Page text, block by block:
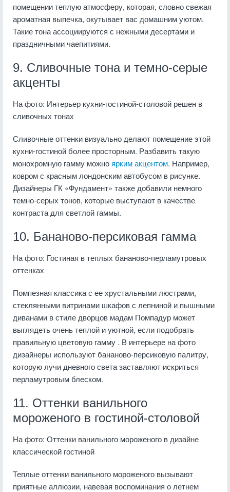
помещении теплую атмосферу, которая, словно свежая
ароматная выпечка, окутывает вас домашним уютом.
Такие тона ассоциируются с нежными десертами и
праздничными чаепитиями.
9. Сливочные тона и темно-серые
акценты
На фото: Интерьер кухни-гостиной-столовой решен в
сливочных тонах
Сливочные оттенки визуально делают помещение этой
кухни-гостиной более просторным. Разбавить такую
монохромную гамму можноярким акцентом. Например,
ковром с красным лондонским автобусом в рисунке.
Дизайнеры ГК «Фундамент» также добавили немного
темно-серых тонов, которые выступают в качестве
контраста для светлой гаммы.
10. Бананово-персиковая гамма
На фото: Гостиная в теплых бананово-перламутровых
оттенках
Помпезная классика с ее хрустальными люстрами,
стеклянными витринами шкафов с лепниной и пышными
диванами в стиле дворцов мадам Помпадур может
выглядеть очень теплой и уютной, если подобрать
правильную цветовую гамму . В интерьере на фото
дизайнеры используют бананово-персиковую палитру,
которую лучи дневного света заставляют искриться
перламутровым блеском.
11. Оттенки ванильного
мороженого в гостиной-столовой
На фото: Оттенки ванильного мороженого в дизайне
классической гостиной
Теплые оттенки ванильного мороженого вызывают
приятные аллюзии, навевая воспоминания о летнем